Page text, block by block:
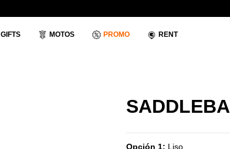
GIFTS MOTOS PROMO RENT
Opción 1: Liso